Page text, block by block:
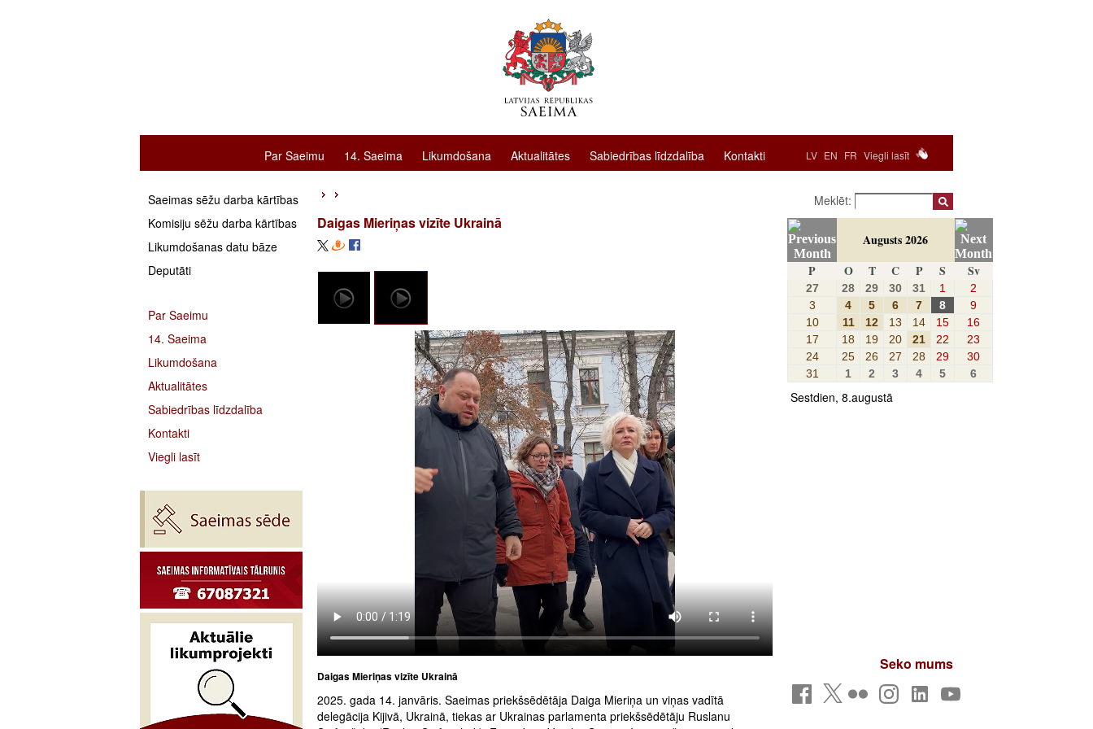
LV EN FR Viegli lasīt
Par Saeimu 14. Saeima Likumdošana Aktualitātes Sabiedrības līdzdalība Kontakti
Saeimas sēžu darba kārtības
Komisiju sēžu darba kārtības
Likumdošanas datu bāze
Deputāti
Par Saeimu
14. Saeima
Likumdošana
Aktualitātes
Sabiedrības līdzdalība
Kontakti
Viegli lasīt
Daigas Mieriņas vizīte Ukrainā
Daigas Mieriņas vizīte Ukrainā
2025. gada 14. janvāris. Saeimas priekšsēdētāja Daiga Mieriņa un viņas vadītā
delegācija Kijivā, Ukrainā, tiekas ar Ukrainas parlamenta priekšsēdētāju Ruslanu
Meklēt:
Augusts 2026
P
O T C P S Sv
27 28 29 30 31 1
2
3
4 5 6 7 8
9
10
11 12 13 14 15
16
17
18 19 20 21 22
23
24
25 26 27 28 29
30
31
1 2 3 4 5 6
Sestdien, 8.augustā
Seko mums